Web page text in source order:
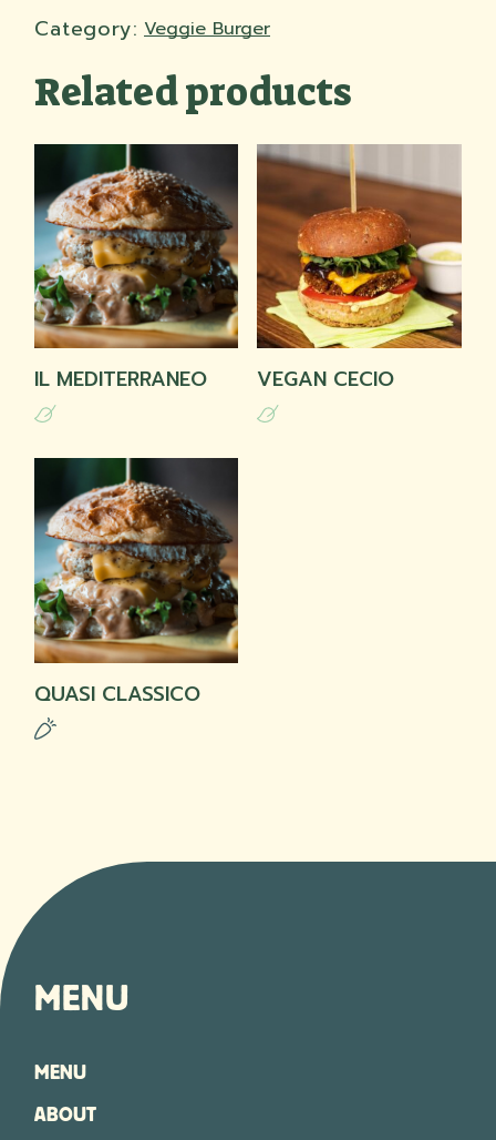
Category: Veggie Burger
Related products
IL MEDITERRANEO VEGAN CECIO
QUASI CLASSICO
MENU
MENU
ABOUT